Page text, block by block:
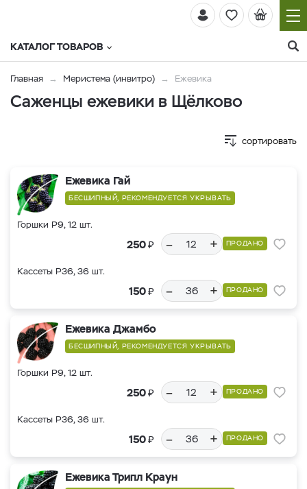
КАТАЛОГ ТОВАРОВ
Главная Меристема (инвитро) Ежевика
Саженцы ежевики в Щёлково
сортировать
Ежевика Гай
БЕСШИПНЫЙ, РЕКОМЕНДУЕТСЯ УКРЫВАТЬ
Горшки Р9, 12 шт.
250₽ – + ПРОДАНО
Кассеты Р36, 36 шт.
150₽ – + ПРОДАНО
Ежевика Джамбо
БЕСШИПНЫЙ, РЕКОМЕНДУЕТСЯ УКРЫВАТЬ
Горшки Р9, 12 шт.
250₽ – + ПРОДАНО
Кассеты Р36, 36 шт.
150₽ – + ПРОДАНО
Ежевика Трипл Краун